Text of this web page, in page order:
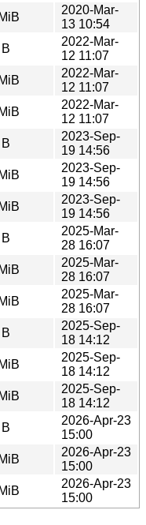
2020-Mar-
13 10:54
2022-Mar-
12 11:07
2022-Mar-
12 11:07
2022-Mar-
12 11:07
2023-Sep-
19 14:56
2023-Sep-
19 14:56
2023-Sep-
19 14:56
2025-Mar-
28 16:07
2025-Mar-
28 16:07
2025-Mar-
28 16:07
2025-Sep-
18 14:12
2025-Sep-
18 14:12
2025-Sep-
18 14:12
2026-Apr-23
15:00
2026-Apr-23
15:00
2026-Apr-23
15:00